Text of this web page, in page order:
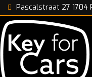
Pascalstraat 27 1704